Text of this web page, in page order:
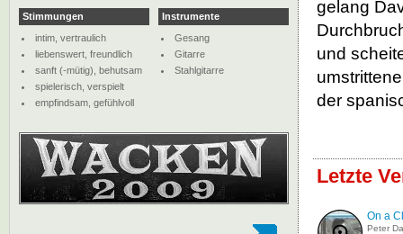
gelang
und
der
Letzte
On a
Peter
Stimmungen
intim, vertraulich
liebenswert, freundlich
sanft (-mütig), behutsam
spielerisch, verspielt
empfindsam, gefühlvoll
Instrumente
Gesang
Gitarre
Stahlgitarre